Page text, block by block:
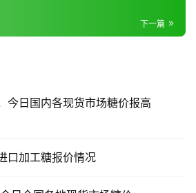
下一篇
今日国内各现货市场糖价报高
口加工糖报价情况